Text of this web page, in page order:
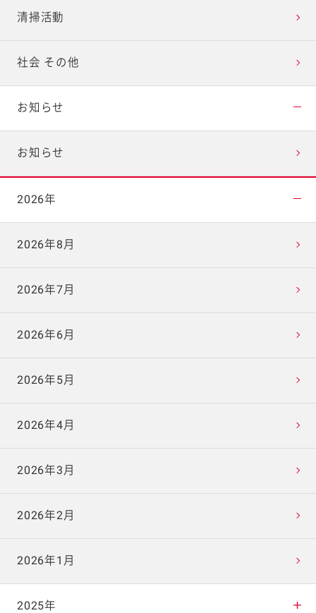
清掃活動
社会 その他
お知らせ
お知らせ
2026年
2026年8月
2026年7月
2026年6月
2026年5月
2026年4月
2026年3月
2026年2月
2026年1月
2025年